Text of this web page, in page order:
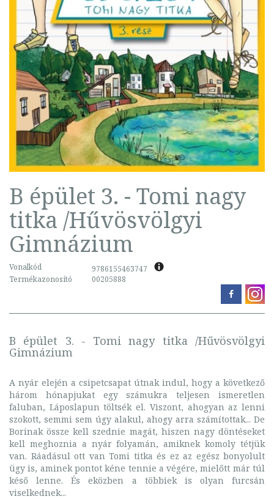
B épület 3. - Tomi nagy
titka /Hűvösvölgyi
Gimnázium
Vonalkód
9786155463747
Termékazonosító
00205888
B épület 3. - Tomi nagy titka /Hűvösvölgyi
Gimnázium
A nyár elején a csipetcsapat útnak indul, hogy a következő
három hónapjukat egy számukra teljesen ismeretlen
faluban, Láposlapun töltsék el. Viszont, ahogyan az lenni
szokott, semmi sem úgy alakul, ahogy arra számítottak... De
Borinak össze kell szednie magát, hiszen nagy döntéseket
kell meghoznia a nyár folyamán, amiknek komoly tétjük
van. Ráadásul ott van Tomi titka és ez az egész bonyolult
ügy is, aminek pontot kéne tennie a végére, mielőtt már túl
késő lenne. És eközben a többiek is olyan furcsán
viselkednek...